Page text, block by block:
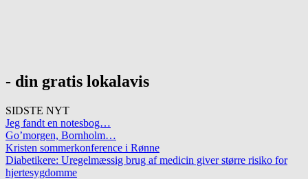
- din gratis lokalavis
SIDSTE NYT
Jeg fandt en notesbog…
Go’morgen, Bornholm…
Kristen sommerkonference i Rønne
Diabetikere: Uregelmæssig brug af medicin giver større risiko for
hjertesygdomme